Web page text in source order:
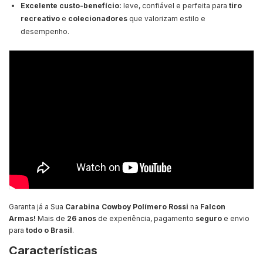
Excelente custo-benefício: leve, confiável e perfeita para tiro
recreativo e colecionadores que valorizam estilo e
desempenho.
Garanta já a Sua Carabina Cowboy Polímero Rossi na Falcon
Armas! Mais de 26 anos de experiência, pagamento seguro e envio
para todo o Brasil.
Características